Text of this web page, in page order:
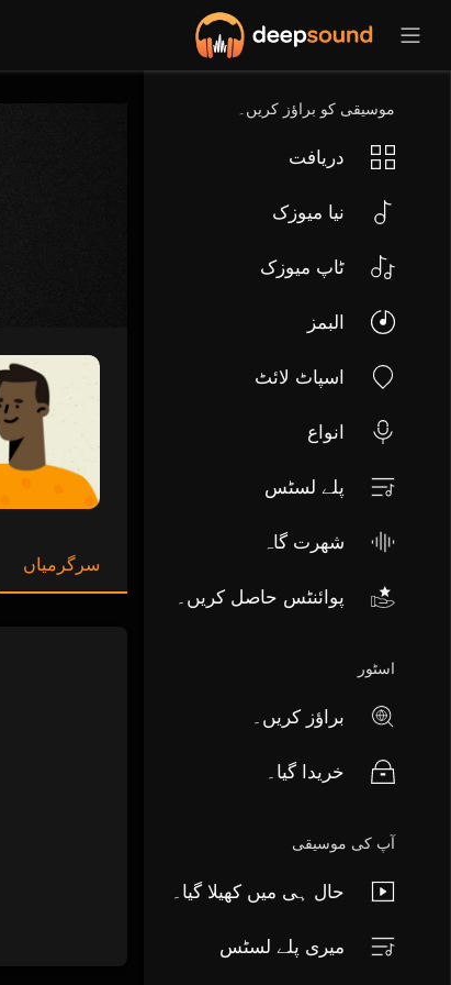
موسیقی کو براؤز کریں۔
دریافت
نیا میوزک
ٹاپ میوزک
البمز
اسپاٹ لائٹ
انواع
پلے لسٹس
شھرت گاہ
پوائنٹس حاصل کریں۔
اسٹور
براؤز کریں۔
خریدا گیا۔
آپ کی موسیقی
حال ہی میں کھیلا گیا۔
میری پلے لسٹس
سرگرمیاں